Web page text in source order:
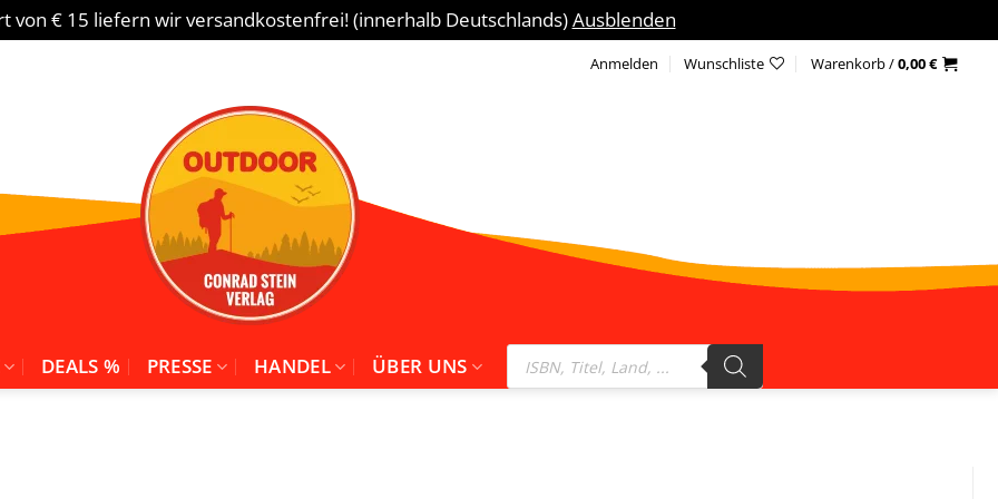
von € 15 liefern wir versandkostenfrei! (innerhalb Deutschlands)Ausblenden
Anmelden Wunschliste Warenkorb /0,00€
DEALS % PRESSE HANDEL ÜBER UNS
Products
search